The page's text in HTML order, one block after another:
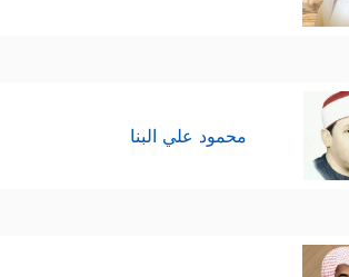
محمود علي البنا